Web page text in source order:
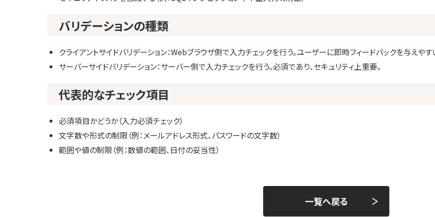
バリデーションの種類
クライアントサイドバリデーション：Webブラウザ側で入力チェックを行う。ユーザーに即時フィードバックを与えやす
サーバーサイドバリデーション：サーバー側で入力チェックを行う。必須であり、セキュリティ上重要。
代表的なチェック項目
必須項目かどうか（入力必須チェック）
文字数や形式の制限（例：メールアドレス形式、パスワードの文字数）
範囲や値の制限（例：数値の範囲、日付の妥当性）
一覧へ戻る